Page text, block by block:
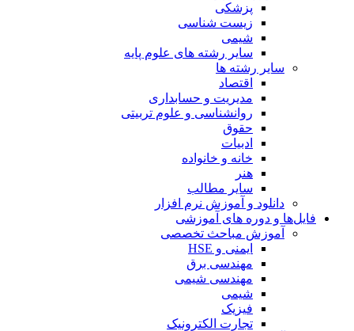
پزشکی
زیست شناسی
شیمی
سایر رشته های علوم پایه
سایر رشته ها
اقتصاد
مدیریت و حسابداری
روانشناسی و علوم تربیتی
حقوق
ادبیات
خانه و خانواده
هنر
سایر مطالب
دانلود و آموزش نرم افزار
فایل‌ها و دوره های آموزشی
آموزش مباحث تخصصی
ایمنی و HSE
مهندسی برق
مهندسی شیمی
شیمی
فیزیک
تجارت الکترونیک